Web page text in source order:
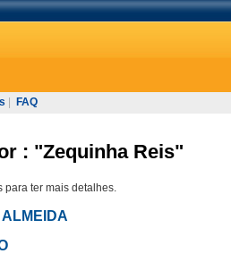
FAQ
: "Zequinha Reis"
para ter mais detalhes.